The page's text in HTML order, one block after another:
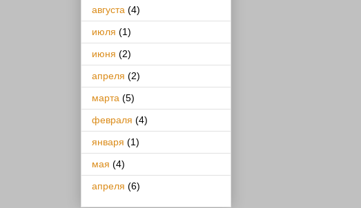
августа (4)
июля (1)
июня (2)
апреля (2)
марта (5)
февраля (4)
января (1)
мая (4)
апреля (6)